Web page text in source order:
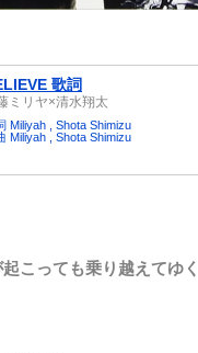
歌詞
ミリヤ×清水翔太
Miliyah , Shota Shimizu
Miliyah , Shota Shimizu
こっても乗り越えてゆく